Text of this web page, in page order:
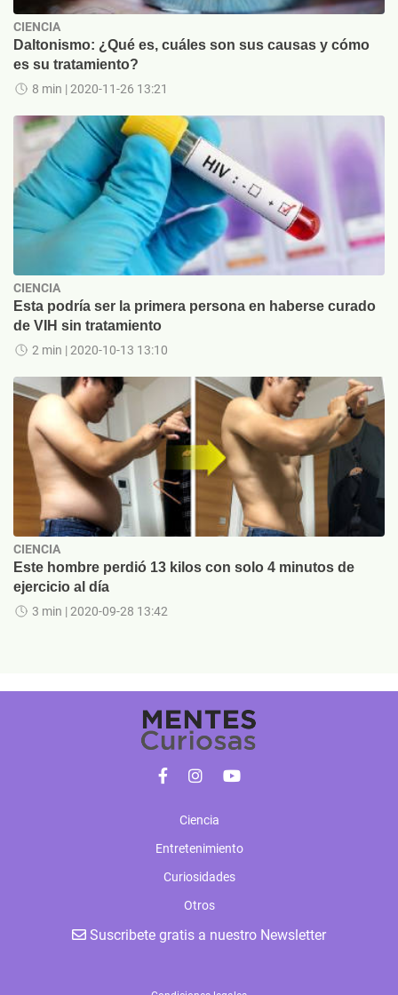
CIENCIA
Daltonismo: ¿Qué es, cuáles son sus causas y cómo
es su tratamiento?
8 min | 2020-11-26 13:21
CIENCIA
Esta podría ser la primera persona en haberse curado
de VIH sin tratamiento
2 min | 2020-10-13 13:10
CIENCIA
Este hombre perdió 13 kilos con solo 4 minutos de
ejercicio al día
3 min | 2020-09-28 13:42
Ciencia
Entretenimiento
Curiosidades
Otros
Suscribete gratis a nuestro Newsletter